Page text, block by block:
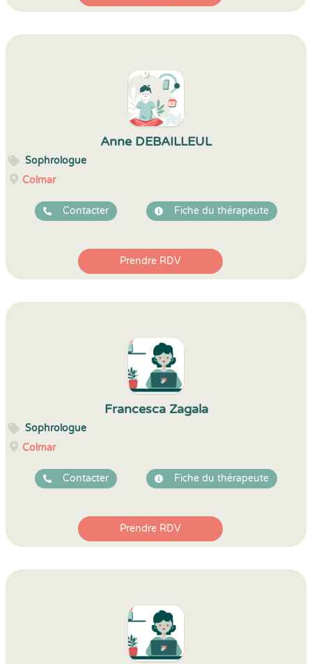
Anne DEBAILLEUL
Sophrologue
Colmar
Contacter Fiche du thérapeute
Prendre RDV
Francesca Zagala
Sophrologue
Colmar
Contacter Fiche du thérapeute
Prendre RDV